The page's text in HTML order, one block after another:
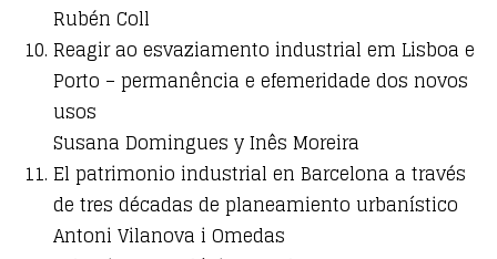
Rubén Coll
Reagir ao esvaziamento industrial em Lisboa e
Porto – permanência e efemeridade dos novos
usos
Susana Domingues y Inês Moreira
El patrimonio industrial en Barcelona a través
de tres décadas de planeamiento urbanístico
Antoni Vilanova i Omedas